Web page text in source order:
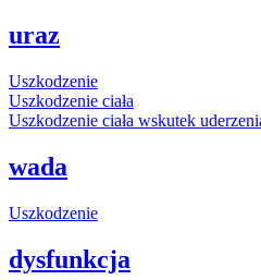
uraz
Uszkodzenie
Uszkodzenie ciała
Uszkodzenie ciała wskutek
wada
Uszkodzenie
dysfunkcja